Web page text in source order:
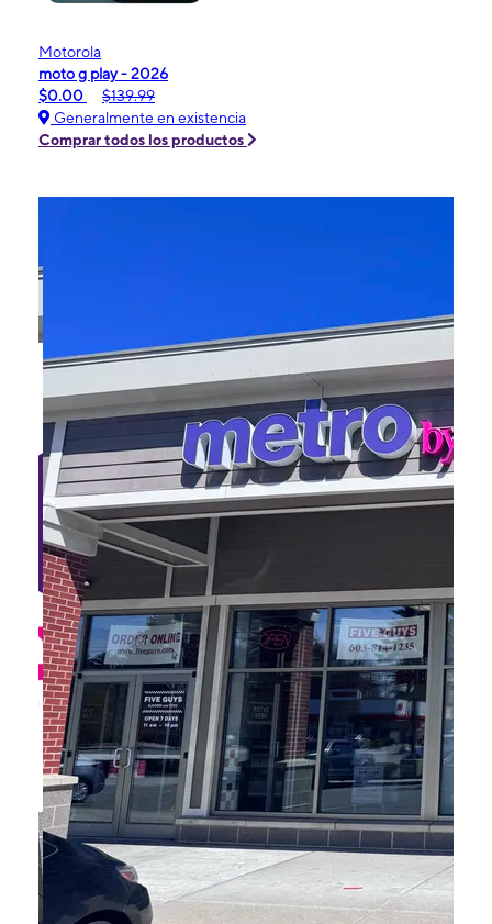
Motorola
moto g play - 2026
$0.00
$139.99
Generalmente en existencia
Comprar todos los productos